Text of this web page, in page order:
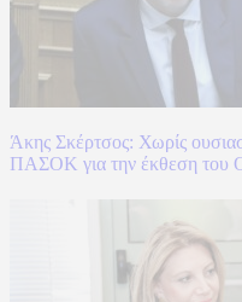
Άκης Σκέρτσος: Χωρίς
ΠΑΣΟΚ για την έκθεση